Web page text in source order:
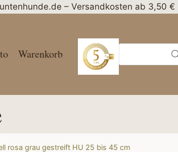
– Versandkosten ab 3,50 €
Warenkorb
rosa grau gestreift HU 25 bis 45 cm